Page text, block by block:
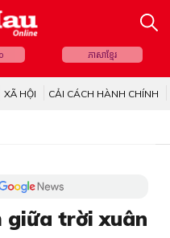
ភាសាខ្មែរ
XÃ HỘI CẢI CÁCH HÀNH CHÍNH
giữa trời xuân